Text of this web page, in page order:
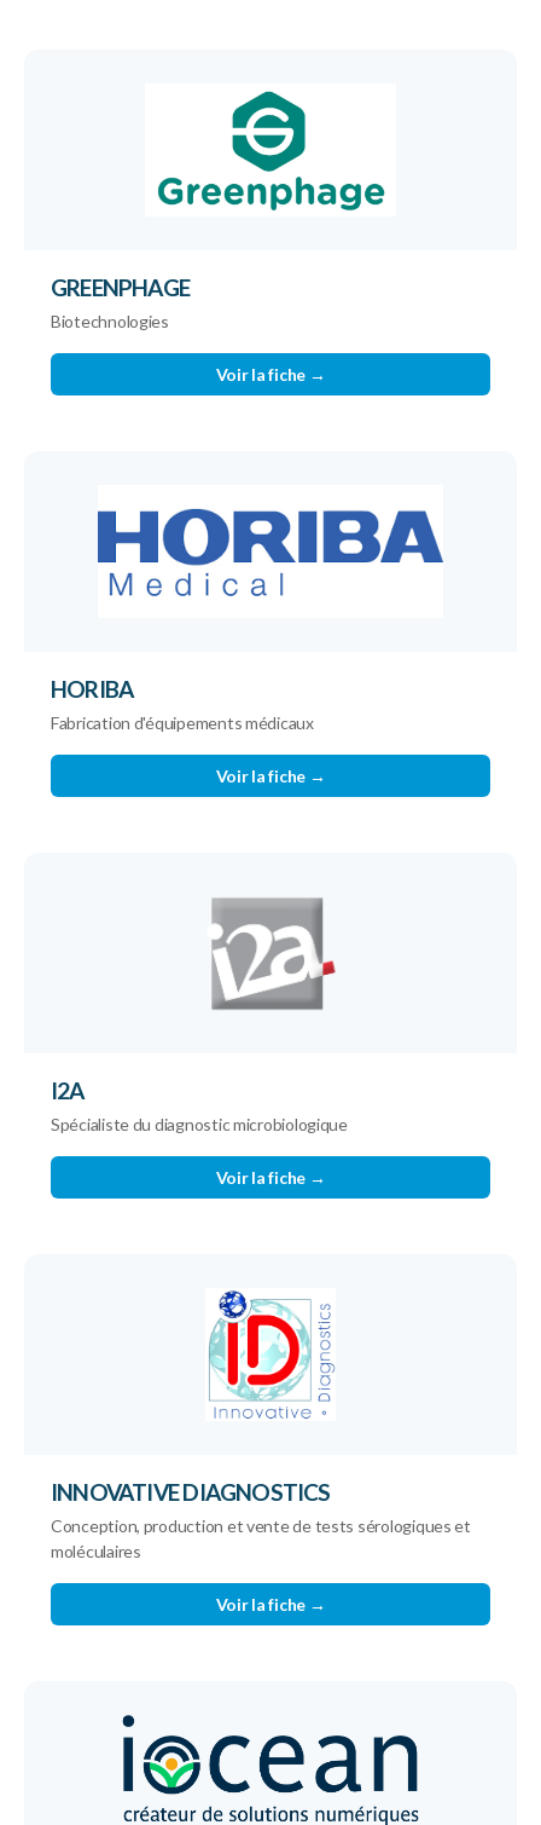
GREENPHAGE
Biotechnologies
Voir la fiche →
HORIBA
Fabrication d'équipements médicaux
Voir la fiche →
I2A
Spécialiste du diagnostic microbiologique
Voir la fiche →
INNOVATIVE DIAGNOSTICS
Conception, production et vente de tests sérologiques et
moléculaires
Voir la fiche →